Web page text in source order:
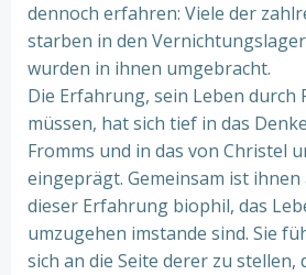
dennoch erfahren: Viele der
starben in den
wurden in ihnen umgebracht.
Die Erfahrung, sein Leben durch
müssen, hat sich tief in das
Fromms und in das von Christel
eingeprägt. Gemeinsam ist ihnen
dieser Erfahrung biophil, das
umzugehen imstande sind. Sie
sich an die Seite derer zu stellen,